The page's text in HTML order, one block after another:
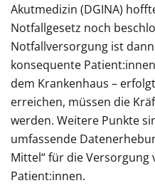
Akutmedizin (DGINA)
Notfallgesetz noch
Notfallversorgung ist
konsequente
dem Krankenhaus –
erreichen, müssen die
werden. Weitere Punkte
umfassende
Mittel“ für die Versorgung
Patient:innen.